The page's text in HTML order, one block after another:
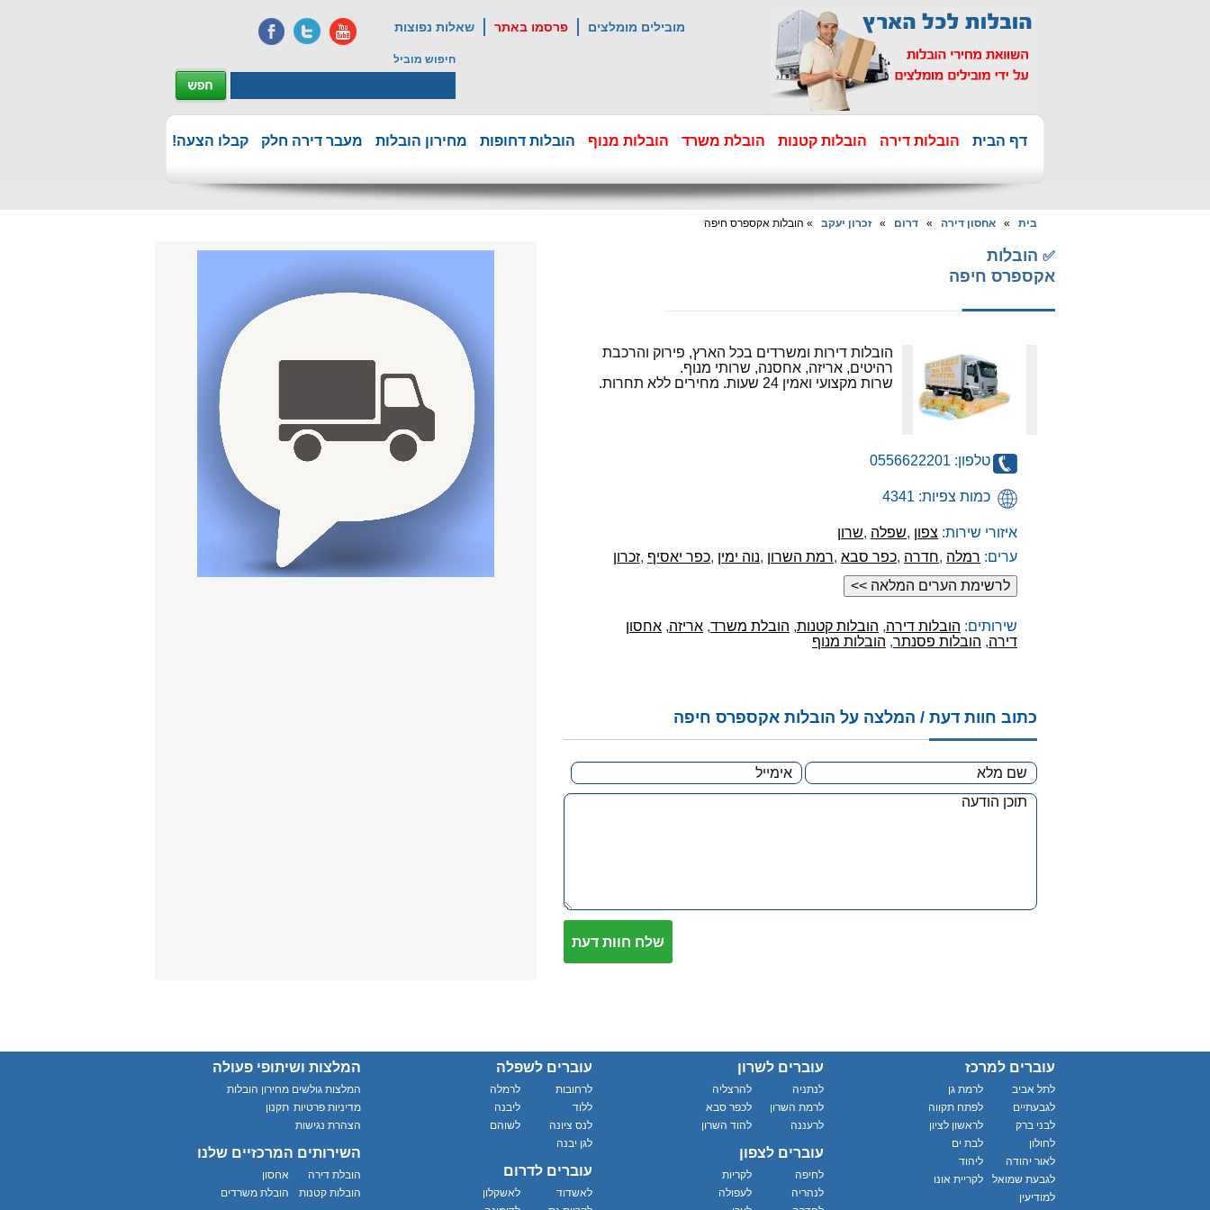
מובילים מומלצים פרסמו באתר שאלות נפוצות
חיפוש מוביל
דף הבית הובלות דירה הובלות קטנות הובלת משרד הובלות מנוף הובלות דחופות מחירון הובלות מעבר דירה חלק קבלו הצעה!
בית » אחסון דירה » דרום » זכרון יעקב » הובלות אקספרס חיפה
✅ הובלות
אקספרס חיפה
הובלות דירות ומשרדים בכל הארץ, פירוק והרכבת
רהיטים, אריזה, אחסנה, שרותי מנוף.
שרות מקצועי ואמין 24 שעות. מחירים ללא תחרות.
טלפון: 0556622201
כמות צפיות: 4341
איזורי שירות: צפון ,שפלה ,שרון
ערים: רמלה ,חדרה ,כפר סבא ,רמת השרון ,נוה ימין ,כפר יאסיף ,זכרון
יעקב
שירותים: הובלות דירה, הובלות קטנות, הובלת משרד, אריזה, אחסון
דירה, הובלות פסנתר, הובלות מנוף
כתוב חוות דעת / המלצה על הובלות אקספרס חיפה
עוברים למרכז
לתל אביב
לרמת גן
לגבעתיים
לפתח תקווה
לבני ברק
לראשון לציון
לחולון
לבת ים
לאור יהודה
ליהוד
לגבעת שמואל
לקריית אונו
למודיעין
עוברים לשרון
לנתניה
להרצליה
לרמת השרון
לכפר סבא
לרעננה
להוד השרון
עוברים לצפון
לחיפה
לקריות
לנהריה
לעפולה
עוברים לשפלה
לרחובות
לרמלה
ללוד
ליבנה
לנס ציונה
לשוהם
לגן יבנה
עוברים לדרום
לאשדוד
לאשקלון
המלצות ושיתופי פעולה
המלצות גולשים מחירון הובלות
מדיניות פרטיות תקנון
הצהרת נגישות
השירותים המרכזיים שלנו
הובלת דירה
אחסון
הובלות קטנות
הובלת משרדים